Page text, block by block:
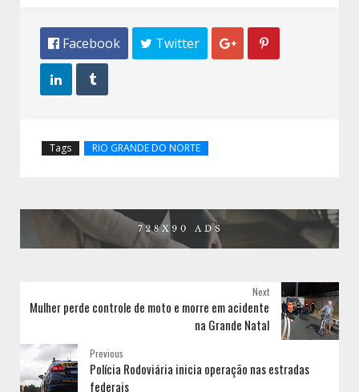
 Facebook  Twitter  
 
Tags RIO GRANDE DO NORTE
Next
Mulher perde controle de moto e morre em acidente
na Grande Natal
Previous
Polícia Rodoviária inicia operação nas estradas
federais